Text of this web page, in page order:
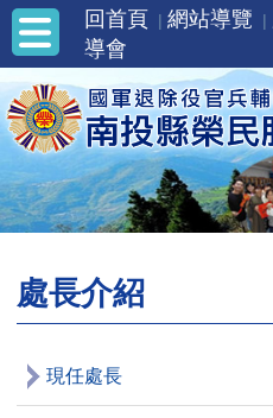
回首頁 網站導覽
導會
處長介紹
現任處長